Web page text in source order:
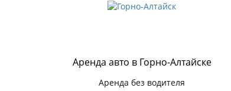
Аренда авто в Горно-Алтайске
Аренда без водителя